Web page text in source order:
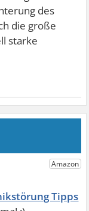
des
die große
starke
Tipps